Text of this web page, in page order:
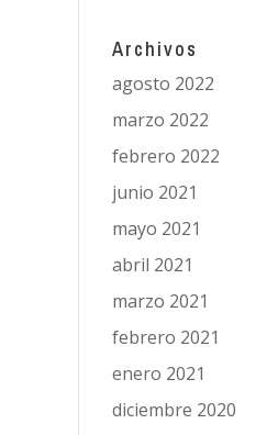
Archivos
agosto 2022
marzo 2022
febrero 2022
junio 2021
mayo 2021
abril 2021
marzo 2021
febrero 2021
enero 2021
diciembre 2020